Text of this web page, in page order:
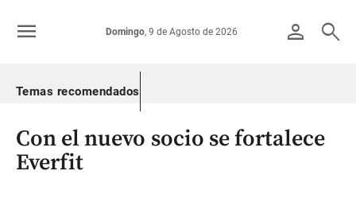
Colombia
person search
Domingo, 9 de Agosto de 2026
menu
Temas recomendados
Con el nuevo socio se fortalece
Everfit